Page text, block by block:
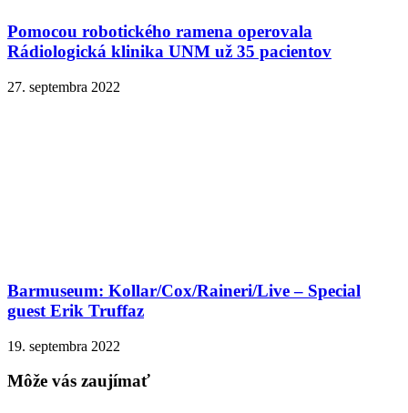
Pomocou robotického ramena operovala
Rádiologická klinika UNM už 35 pacientov
27. septembra 2022
Barmuseum: Kollar/Cox/Raineri/Live – Special
guest Erik Truffaz
19. septembra 2022
Môže vás zaujímať